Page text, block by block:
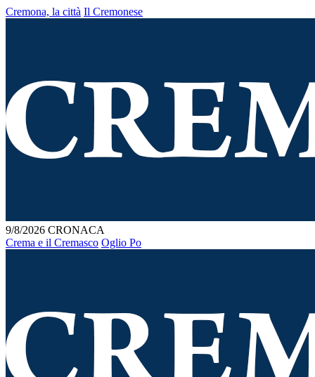
Cremona, la città Il Cremonese
9/8/2026 CRONACA
Crema e il Cremasco Oglio Po